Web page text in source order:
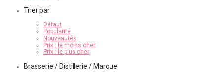
Trier par
Défaut
Popularité
Nouveautés
Prix : le moins cher
Prix : le plus cher
Brasserie / Distillerie / Marque